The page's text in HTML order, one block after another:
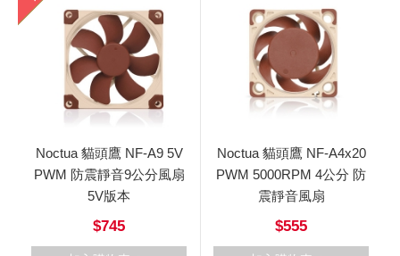
Noctua 貓頭鷹 NF-A9 5V
PWM 防震靜音9公分風扇
5V版本
$745
Noctua 貓頭鷹 NF-A4x20
PWM 5000RPM 4公分 防
震靜音風扇
$555